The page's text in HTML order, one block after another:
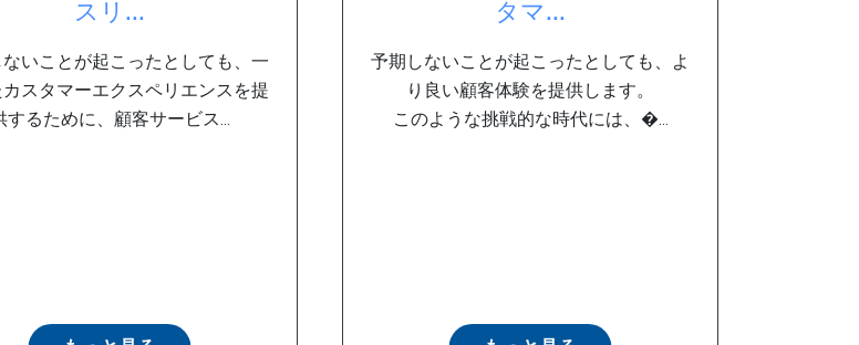
スリ...
いことが起こったとしても、一
スタマーエクスペリエンスを提
するために、顧客サービス...
タマ...
予期しないことが起こったとしても、よ
り良い顧客体験を提供します。
このような挑戦的な時代には、�...